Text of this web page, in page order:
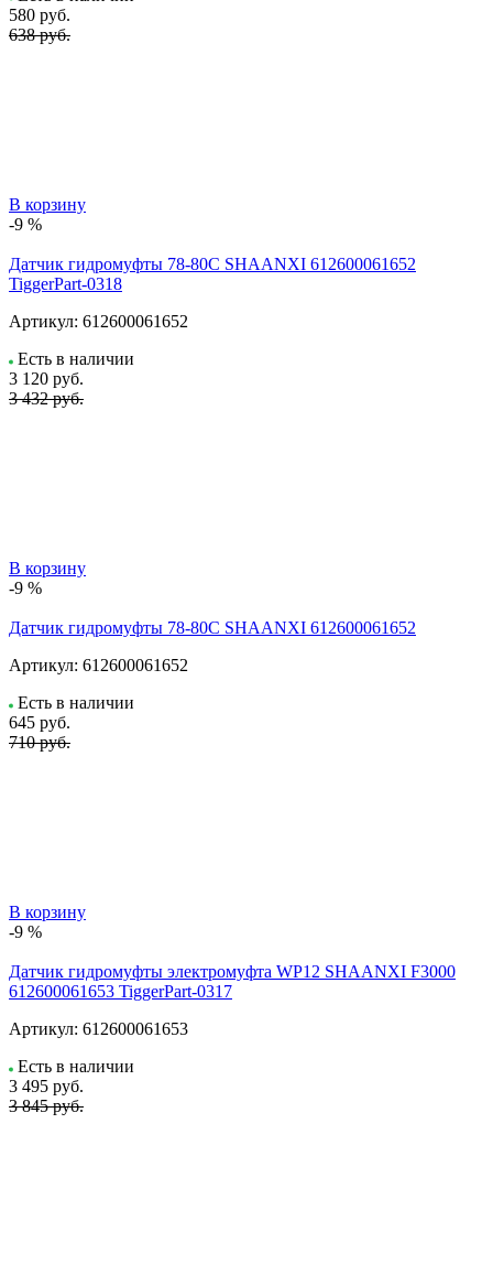
580 руб.
638 руб.
В корзину
-9 %
Датчик гидромуфты 78-80C SHAANXI 612600061652
TiggerPart-0318
Артикул: 612600061652
Есть в наличии
3 120 руб.
3 432 руб.
В корзину
-9 %
Датчик гидромуфты 78-80C SHAANXI 612600061652
Артикул: 612600061652
Есть в наличии
645 руб.
710 руб.
В корзину
-9 %
Датчик гидромуфты электромуфта WP12 SHAANXI F3000
612600061653 TiggerPart-0317
Артикул: 612600061653
Есть в наличии
3 495 руб.
3 845 руб.